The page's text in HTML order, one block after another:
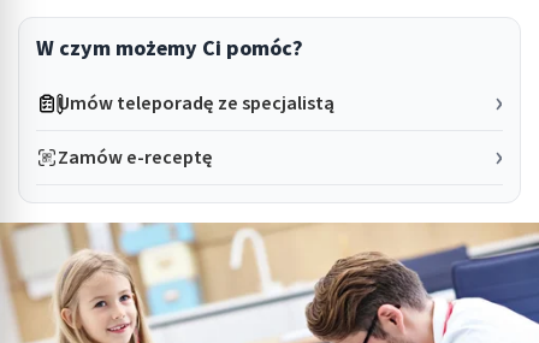
W czym możemy Ci pomóc?
Umów teleporadę ze specjalistą
Zamów e-receptę